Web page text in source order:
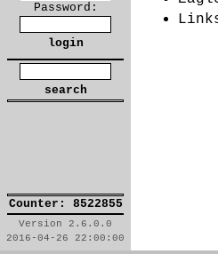
Password:
Counter: 8522855
Version 2.6.0.0
2016-04-26 22:00:00